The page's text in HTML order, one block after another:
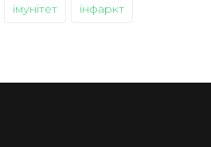
імунітет інфаркт